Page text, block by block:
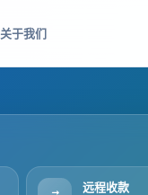
关于我们
远程收款